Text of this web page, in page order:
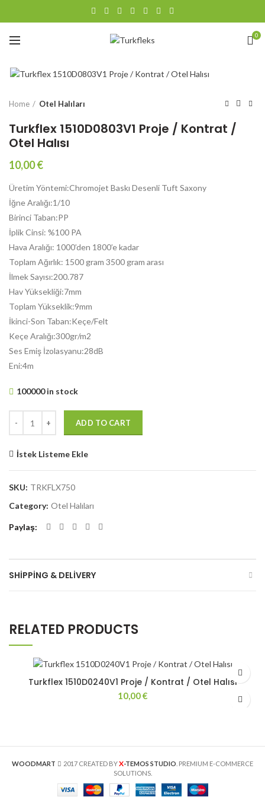
0
Home Otel Halıları
Turkflex 1510D0803V1 Proje / Kontrat /
Otel Halısı
10,00€
Üretim Yöntemi:Chromojet Baskı Desenli Tuft Saxony
İğne Aralığı:1/10
Birinci Taban:PP
İplik Cinsi: %100 PA
Hava Aralığı: 1000’den 1800’e kadar
Toplam Ağırlık: 1500 gram 3500 gram arası
İlmek Sayısı:200.787
Hav Yüksekliği:7mm
Toplam Yükseklik:9mm
İkinci-Son Taban:Keçe/Felt
Keçe Aralığı:300gr/m2
Ses Emiş İzolasyanu:28dB
Eni:4m
100000 in stock
ADD TO CART
İstek Listeme Ekle
SKU: TRKFLX750
Category: Otel Halıları
Paylaş
SHIPPING & DELIVERY
RELATED PRODUCTS
Turkflex 1510D0240V1 Proje / Kontrat / Otel Halısı
10,00€
WOODMART 2017 CREATED BYX-TEMOS STUDIO . PREMIUM E-COMMERCE
SOLUTIONS.